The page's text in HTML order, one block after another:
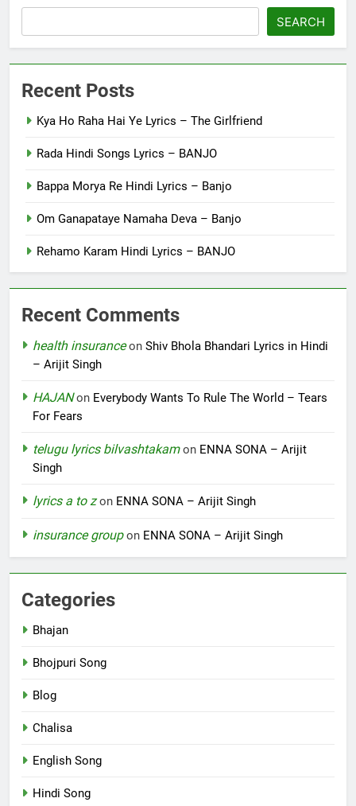
SEARCH
Recent Posts
Kya Ho Raha Hai Ye Lyrics – The Girlfriend
Rada Hindi Songs Lyrics – BANJO
Bappa Morya Re Hindi Lyrics – Banjo
Om Ganapataye Namaha Deva – Banjo
Rehamo Karam Hindi Lyrics – BANJO
Recent Comments
health insuranceon Shiv Bhola Bhandari Lyrics in Hindi
– Arijit Singh
HAJANon Everybody Wants To Rule The World – Tears
For Fears
telugu lyrics bilvashtakamon ENNA SONA – Arijit
Singh
lyrics a to zon ENNA SONA – Arijit Singh
insurance groupon ENNA SONA – Arijit Singh
Categories
Bhajan
Bhojpuri Song
Blog
Chalisa
English Song
Hindi Song